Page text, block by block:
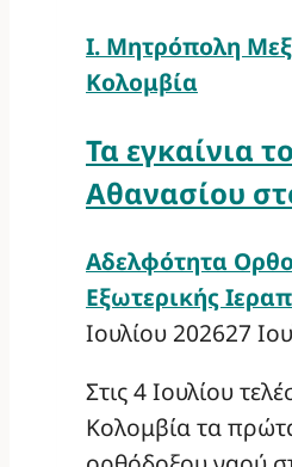
Ι. Μητρόπολη
Κολομβία
Τα εγκαίνια
Αθανασίου
Αδελφότητα
Εξωτερικής
Ιουλίου 202627
Στις 4 Ιουλίου
Κολομβία τα